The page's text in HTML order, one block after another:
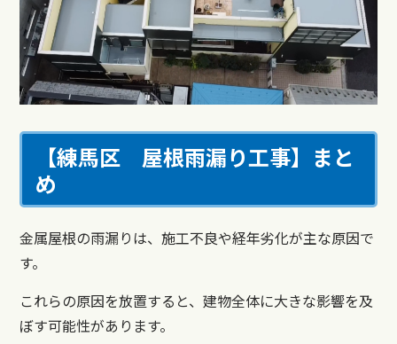
【練馬区 屋根雨漏り工事】まと
め
金属屋根の雨漏りは、施工不良や経年劣化が主な原因で
す。
これらの原因を放置すると、建物全体に大きな影響を及
ぼす可能性があります。